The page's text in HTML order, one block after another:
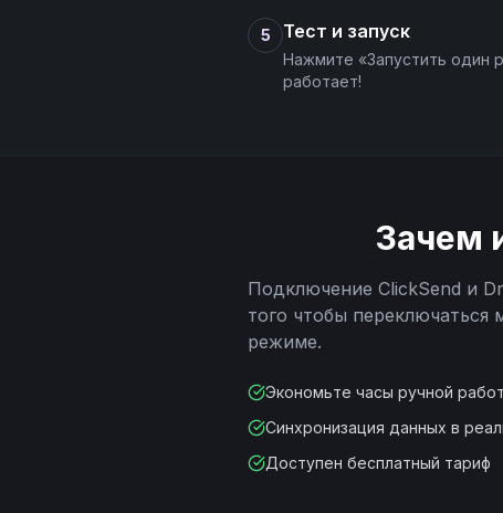
5 Тест и запуск
Нажмите «Запустить один
работает!
Зачем
Подключение ClickSend и
того чтобы
режиме.
Экономьте часы ручной
Синхронизация данных в
Доступен бесплатный тариф